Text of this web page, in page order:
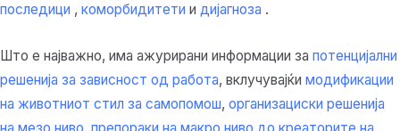
последици , коморбидитети и дијагноза .
Што е најважно, има ажурирани информации за потенцијални
решенија за зависност од работа, вклучувајќи модификации
на животниот стил за самопомош, организациски решенија